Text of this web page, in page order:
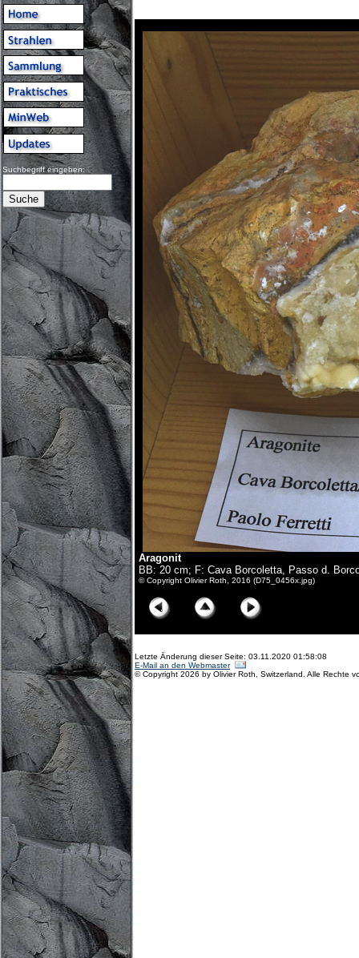
Suchbegriff eingeben:
Aragonit
BB: 20 cm; F: Cava Borcoletta, Passo d.
© Copyright Olivier Roth, 2016 (D75_0456x.jpg)
Letzte Änderung dieser Seite: 03.11.2020 01:58:08
E-Mail an den Webmaster
© Copyright 2026 by Olivier Roth, Switzerland. Alle Rechte